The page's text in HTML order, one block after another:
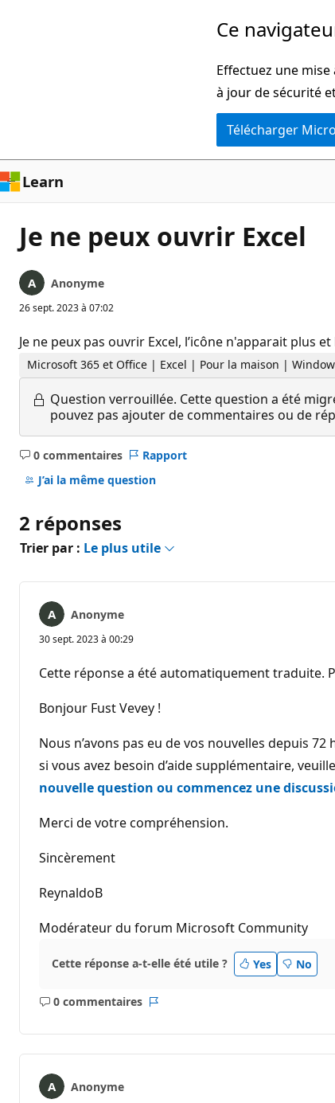
Ce
Effectuez une
à jour de sécurité
Télécharger
Learn
Je ne peux ouvrir Excel
Anonyme
26 sept. 2023 à 07:02
Je ne peux pas ouvrir Excel, l’icône n'apparait plus
Microsoft 365 et Office | Excel | Pour la maison |
Question verrouillée. Cette question a été
pouvez pas ajouter de commentaires ou de
0 commentaires
Aucun
commentaire
Rapport
J’ai la même question
2 réponses
Trier par : Le plus utile
Anonyme
30 sept. 2023 à 00:29
Cette réponse a été automatiquement traduite.
Bonjour Fust Vevey !
Nous n’avons pas eu de vos nouvelles depuis
si vous avez besoin d’aide supplémentaire,
nouvelle question ou commencez une
Merci de votre compréhension.
Sincèrement
ReynaldoB
Modérateur du forum Microsoft Community
Cette réponse a-t-elle été utile ? Yes No
0 commentaires
Aucun
Anonyme